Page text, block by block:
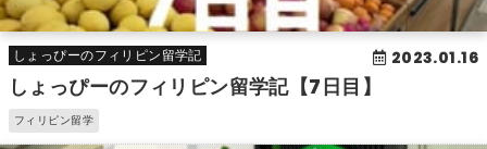
しょっぴーのフィリピン留学記 2023.01.16
しょっぴーのフィリピン留学記【7日目】
フィリピン留学